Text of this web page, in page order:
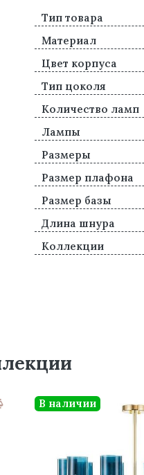
Тип товара
Материал
Цвет корпуса
Тип цоколя
Количество ламп
Лампы
Размеры
Размер плафона
Размер базы
Длина шнура
Коллекции
В наличии